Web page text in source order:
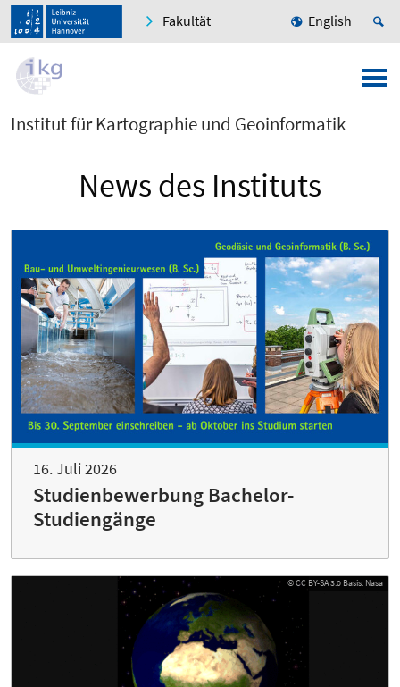
Fakultät English
Institut für Kartographie und Geoinformatik
News des Instituts
16. Juli 2026
Studienbewerbung Bachelor-
Studiengänge
© CC BY-SA 3.0 Basis: Nasa